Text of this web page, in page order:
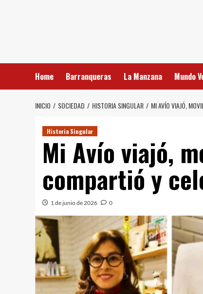
Home Barranqueras La Manzana Mundo
INICIO SOCIEDAD HISTORIA SINGULAR MI AVÍO VIAJÓ,
Historia Singular
Mi Avío viajó,
compartió y
1 de junio de 2026 0